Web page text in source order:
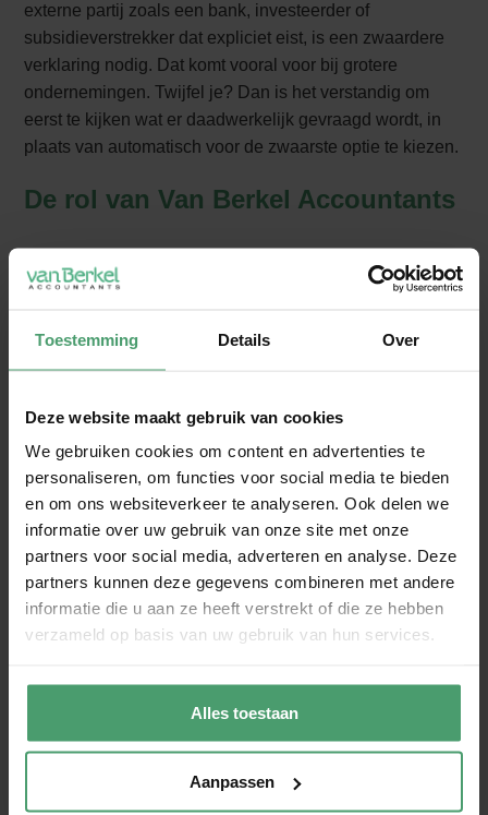
Toestemming Details Over
Deze website maakt gebruik van cookies
We gebruiken cookies om content en advertenties te
personaliseren, om functies voor social media te bieden
en om ons websiteverkeer te analyseren. Ook delen we
informatie over uw gebruik van onze site met onze
partners voor social media, adverteren en analyse. Deze
partners kunnen deze gegevens combineren met andere
informatie die u aan ze heeft verstrekt of die ze hebben
verzameld op basis van uw gebruik van hun services.
Alles toestaan
Aanpassen
externe partij zoals een bank, investeerder of
subsidieverstrekker dat expliciet eist, is een zwaardere
verklaring nodig. Dat komt vooral voor bij grotere
ondernemingen. Twijfel je? Dan is het verstandig om
eerst te kijken wat er daadwerkelijk gevraagd wordt, in
plaats van automatisch voor de zwaarste optie te kiezen.
De rol van Van Berkel Accountants
met het samenstellen van jaarrekeningen en bijbehorend
lijnen en advies dat aansluit bij jouw onderneming. Geen
standaardoplossingen, maar een aanpak die past bij hoe
gevallen is een samenstellend accountant precies de
juiste keuze. Natuurlijk gaan we hierover eerst met je in
gesprek. Samen kijken we naar jouw onderneming, je
verplichtingen en het doel van je cijfers. Zo weet je zeker
dat je kiest voor een accountant die bij je past – niet
zwaarder dan nodig, wel professioneel en betrouwbaar.
Klinkt dit interessant? Neem dan gerust contact met ons
Onze artikelen zijn puur informatief.
Hieraan kunnen geen rechten worden
ontleend.
Heb je vragen over jouw situatie? Neem